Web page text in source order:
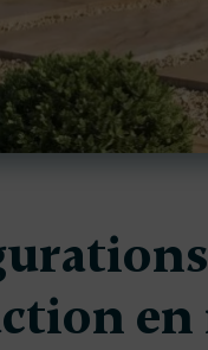
en